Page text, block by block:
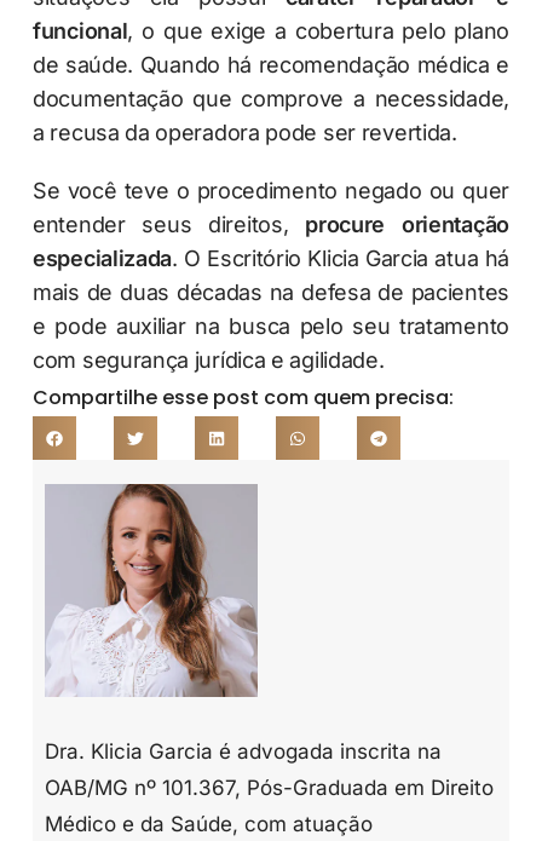
funcional, o que exige a cobertura pelo plano
de saúde. Quando há recomendação médica e
documentação que comprove a necessidade,
a recusa da operadora pode ser revertida.
Se você teve o procedimento negado ou quer
entender seus direitos, procure orientação
especializada. O Escritório Klicia Garcia atua há
mais de duas décadas na defesa de pacientes
e pode auxiliar na busca pelo seu tratamento
com segurança jurídica e agilidade.
Compartilhe esse post com quem precisa:
Dra. Klicia Garcia é advogada inscrita na
OAB/MG nº 101.367, Pós-Graduada em Direito
Médico e da Saúde, com atuação